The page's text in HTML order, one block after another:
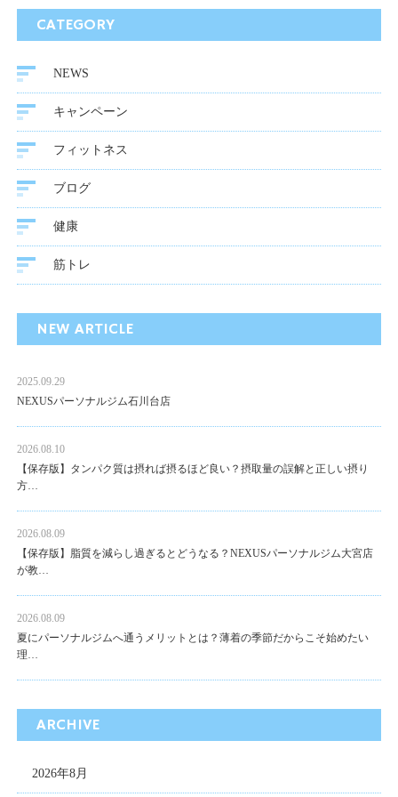
CATEGORY
NEWS
キャンペーン
フィットネス
ブログ
健康
筋トレ
NEW ARTICLE
2025.09.29
NEXUSパーソナルジム石川台店
2026.08.10
【保存版】タンパク質は摂れば摂るほど良い？摂取量の誤解と正しい摂り
方…
2026.08.09
【保存版】脂質を減らし過ぎるとどうなる？NEXUSパーソナルジム大宮店
が教…
2026.08.09
夏にパーソナルジムへ通うメリットとは？薄着の季節だからこそ始めたい
理…
ARCHIVE
2026年8月